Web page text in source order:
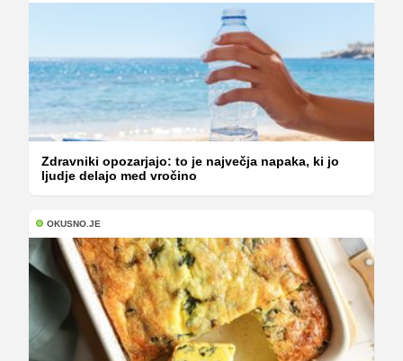
Zdravniki opozarjajo: to je največja napaka, ki jo
ljudje delajo med vročino
OKUSNO.JE